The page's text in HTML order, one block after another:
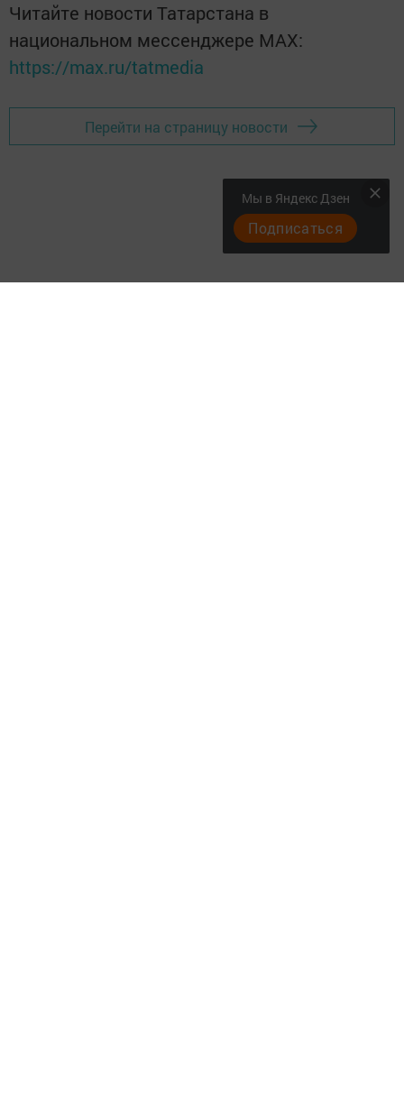
Читайте новости Татарстана в
национальном мессенджере MАХ:
https://max.ru/tatmedia
Перейти на страницу новости
Мы в Яндекс Дзен
Подписаться